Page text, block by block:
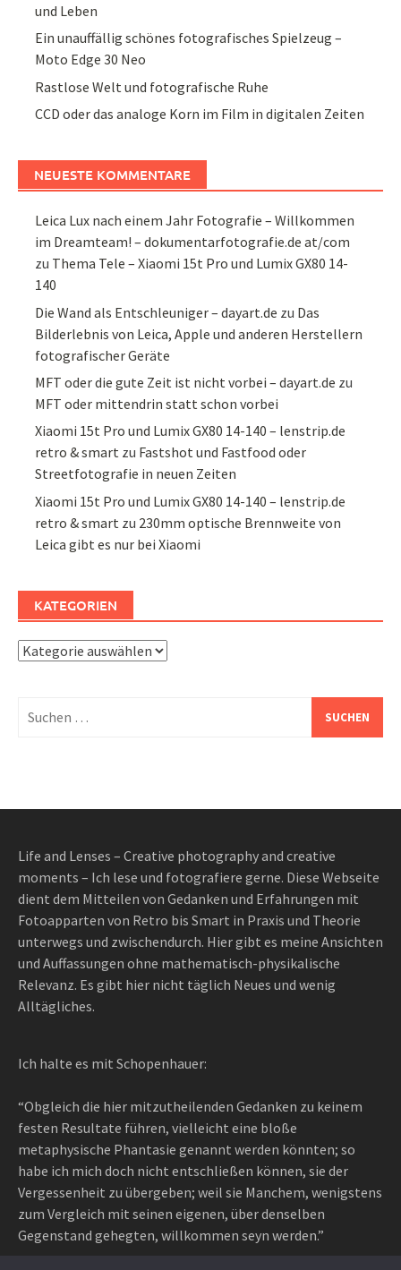
und Leben
Ein unauffällig schönes fotografisches Spielzeug –
Moto Edge 30 Neo
Rastlose Welt und fotografische Ruhe
CCD oder das analoge Korn im Film in digitalen Zeiten
NEUESTE KOMMENTARE
Leica Lux nach einem Jahr Fotografie – Willkommen
im Dreamteam! – dokumentarfotografie.de at/com
zu Thema Tele – Xiaomi 15t Pro und Lumix GX80 14-
140
Die Wand als Entschleuniger – dayart.de zu Das
Bilderlebnis von Leica, Apple und anderen Herstellern
fotografischer Geräte
MFT oder die gute Zeit ist nicht vorbei – dayart.de zu
MFT oder mittendrin statt schon vorbei
Xiaomi 15t Pro und Lumix GX80 14-140 – lenstrip.de
retro & smart zu Fastshot und Fastfood oder
Streetfotografie in neuen Zeiten
Xiaomi 15t Pro und Lumix GX80 14-140 – lenstrip.de
retro & smart zu 230mm optische Brennweite von
Leica gibt es nur bei Xiaomi
KATEGORIEN
Kategorien
nach:
Life and Lenses – Creative photography and creative
moments – Ich lese und fotografiere gerne. Diese Webseite
dient dem Mitteilen von Gedanken und Erfahrungen mit
Fotoapparten von Retro bis Smart in Praxis und Theorie
unterwegs und zwischendurch. Hier gibt es meine Ansichten
und Auffassungen ohne mathematisch-physikalische
Relevanz. Es gibt hier nicht täglich Neues und wenig
Alltägliches.
Ich halte es mit Schopenhauer:
“Obgleich die hier mitzutheilenden Gedanken zu keinem
festen Resultate führen, vielleicht eine bloße
metaphysische Phantasie genannt werden könnten; so
habe ich mich doch nicht entschließen können, sie der
Vergessenheit zu übergeben; weil sie Manchem, wenigstens
zum Vergleich mit seinen eigenen, über denselben
Gegenstand gehegten, willkommen seyn werden.”